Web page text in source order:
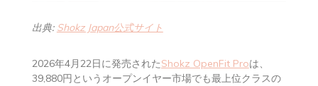
出典: Shokz Japan公式サイト
2026年4月22日に発売されたShokz OpenFit Proは、
39,880円というオープンイヤー市場でも最上位クラスの